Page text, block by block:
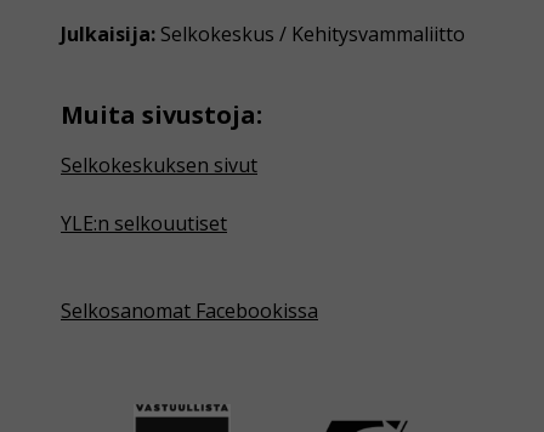
Julkaisija: Selkokeskus / Kehitysvammaliitto
Muita sivustoja:
Selkokeskuksen sivut
YLE:n selkouutiset
Selkosanomat Facebookissa